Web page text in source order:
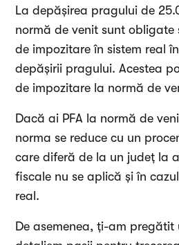
La depășirea pragului de
normă de venit sunt obligate
de impozitare în sistem real
depășirii pragului. Acestea
de impozitare la normă de
Dacă ai PFA la normă de
norma se reduce cu un
care diferă de la un județ la
fiscale nu se aplică și în
real.
De asemenea, ți-am